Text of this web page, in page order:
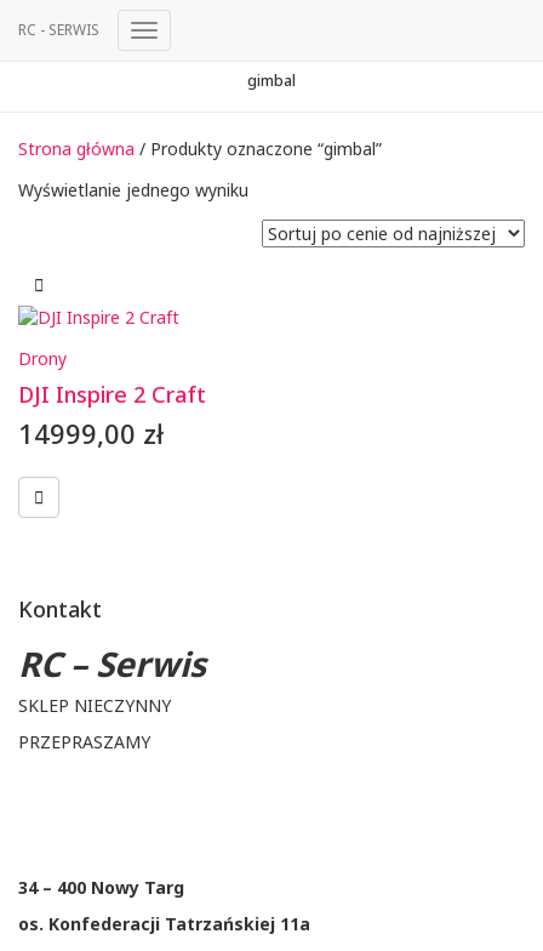
RC - SERWIS
Przełącz
gimbal
Strona główna / Produkty oznaczone “gimbal”
Wyświetlanie jednego wyniku
Drony
DJI Inspire 2 Craft
14999,00 zł
Kontakt
RC – Serwis
SKLEP NIECZYNNY
PRZEPRASZAMY
34 – 400 Nowy Targ
os. Konfederacji Tatrzańskiej 11a